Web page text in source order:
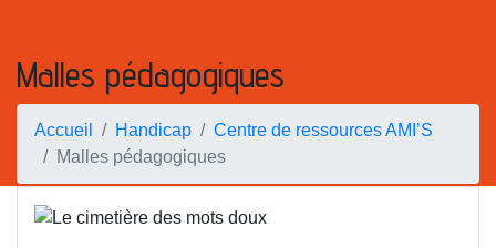
Malles pédagogiques
Accueil Handicap
Centre de ressources AMI’S
Malles pédagogiques